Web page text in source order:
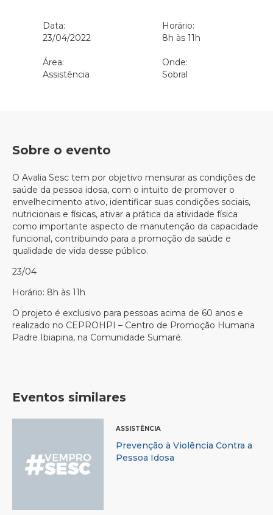
Data:
23/04/2022
Horário:
8h às 11h
Área:
Assistência
Onde:
Sobral
Sobre o evento
O Avalia Sesc tem por objetivo mensurar as condições de
saúde da pessoa idosa, com o intuito de promover o
envelhecimento ativo, identificar suas condições sociais,
nutricionais e físicas, ativar a prática da atividade física
como importante aspecto de manutenção da capacidade
funcional, contribuindo para a promoção da saúde e
qualidade de vida desse público.
23/04
Horário: 8h às 11h
O projeto é exclusivo para pessoas acima de 60 anos e
realizado no CEPROHPI – Centro de Promoção Humana
Padre Ibiapina, na Comunidade Sumaré.
Eventos similares
ASSISTÊNCIA
Prevenção à Violência Contra a
Pessoa Idosa